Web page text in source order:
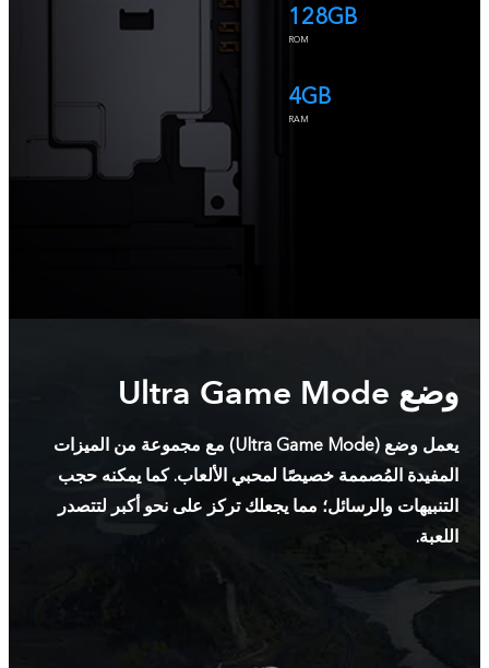
128GB
ROM
4GB
RAM
وضع Ultra Game Mode
يعمل وضع (Ultra Game Mode) مع مجموعة من الميزات
المفيدة المُصممة خصيصًا لمحبي الألعاب. كما يمكنه حجب
التنبيهات والرسائل؛ مما يجعلك تركز على نحو أكبر لتتصدر
اللعبة.